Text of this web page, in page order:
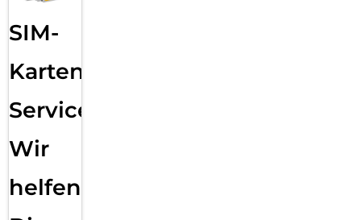
SIM-
Karten
Service:
Wir
helfen